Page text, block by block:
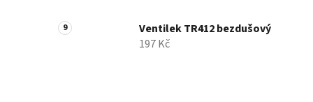
Ventilek TR412 bezdušový
197 Kč